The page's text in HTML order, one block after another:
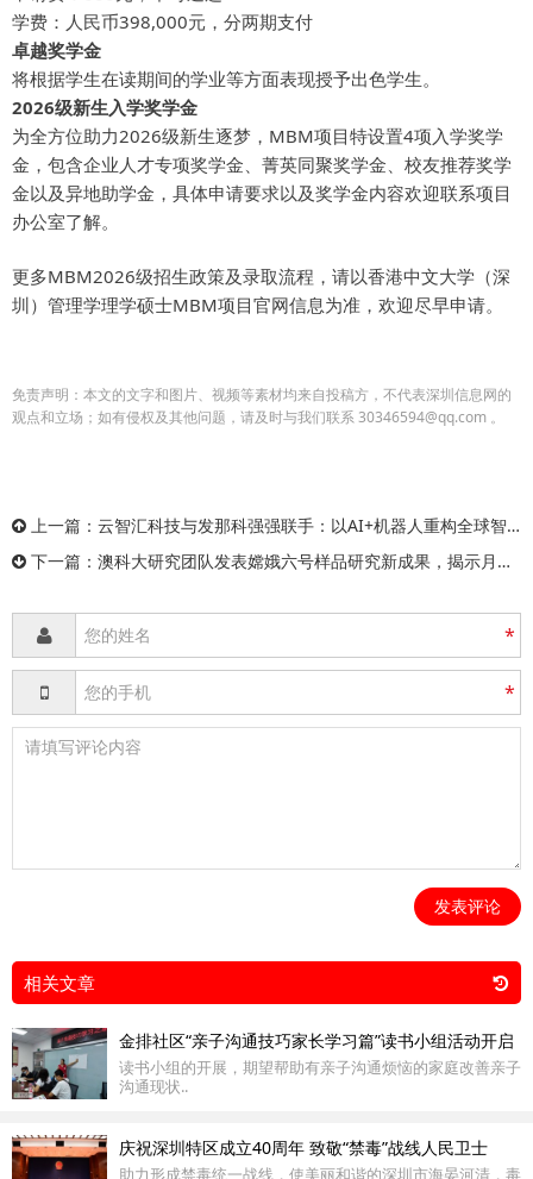
学费：人民币398,000元，分两期支付
卓越奖学金
将根据学生在读期间的学业等方面表现授予出色学生。
2026级新生入学奖学金
为全方位助力2026级新生逐梦，MBM项目特设置4项入学奖学
金，包含企业人才专项奖学金、菁英同聚奖学金、校友推荐奖学
金以及异地助学金，具体申请要求以及奖学金内容欢迎联系项目
办公室了解。
更多MBM2026级招生政策及录取流程，请以香港中文大学（深
圳）管理学理学硕士MBM项目官网信息为准，欢迎尽早申请。
免责声明：本文的文字和图片、视频等素材均来自投稿方，不代表深圳信息网的
观点和立场；如有侵权及其他问题，请及时与我们联系 30346594@qq.com 。
上一篇： 云智汇科技与发那科强强联手：以AI+机器人重构全球智造新范式
下一篇： 澳科大研究团队发表嫦娥六号样品研究新成果，揭示月球正背面太阳风辐照不对称性
*
*
发表评论
相关文章
金排社区“亲子沟通技巧家长学习篇”读书小组活动开启
读书小组的开展，期望帮助有亲子沟通烦恼的家庭改善亲子
沟通现状..
庆祝深圳特区成立40周年 致敬“禁毒”战线人民卫士
助力形成禁毒统一战线，使美丽和谐的深圳市海晏河清，毒